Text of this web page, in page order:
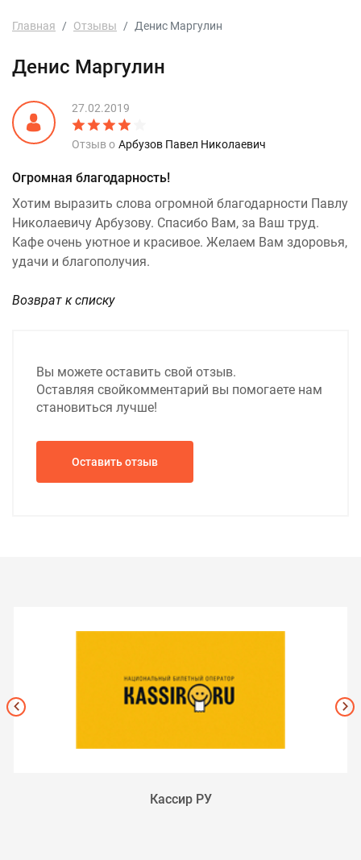
Главная Отзывы Денис Маргулин
Денис Маргулин
27.02.2019
Отзыв о Арбузов Павел Николаевич
Огромная благодарность!
Хотим выразить слова огромной благодарности Павлу
Николаевичу Арбузову. Спасибо Вам, за Ваш труд.
Кафе очень уютное и красивое. Желаем Вам здоровья,
удачи и благополучия.
Возврат к списку
Вы можете оставить свой отзыв.
Оставляя свойкомментарий вы помогаете нам
становиться лучше!
Оставить отзыв
Кассир РУ